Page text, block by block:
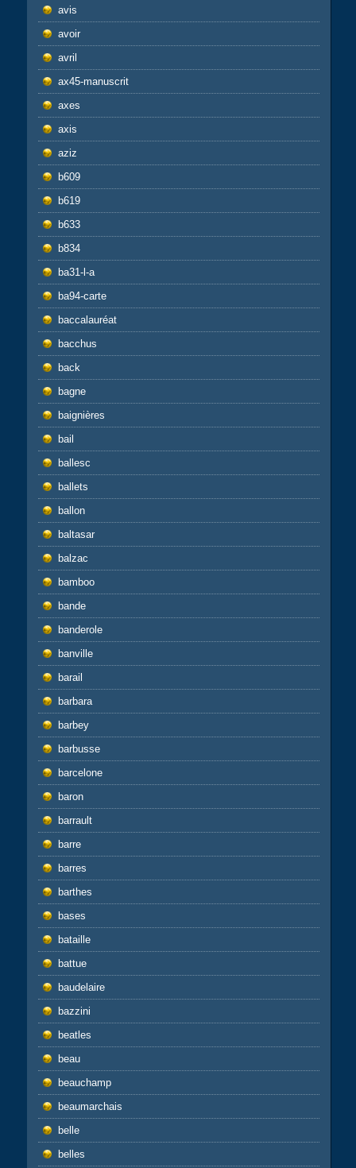
avis
avoir
avril
ax45-manuscrit
axes
axis
aziz
b609
b619
b633
b834
ba31-l-a
ba94-carte
baccalauréat
bacchus
back
bagne
baignières
bail
ballesc
ballets
ballon
baltasar
balzac
bamboo
bande
banderole
banville
barail
barbara
barbey
barbusse
barcelone
baron
barrault
barre
barres
barthes
bases
bataille
battue
baudelaire
bazzini
beatles
beau
beauchamp
beaumarchais
belle
belles